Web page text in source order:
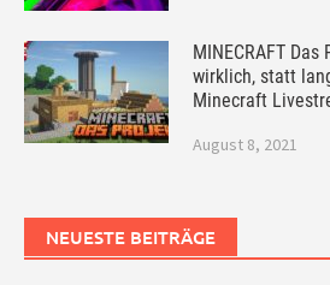
MINECRAFT
wirklich, statt
Minecraft
August 8, 2021
NEUESTE BEITRÄGE